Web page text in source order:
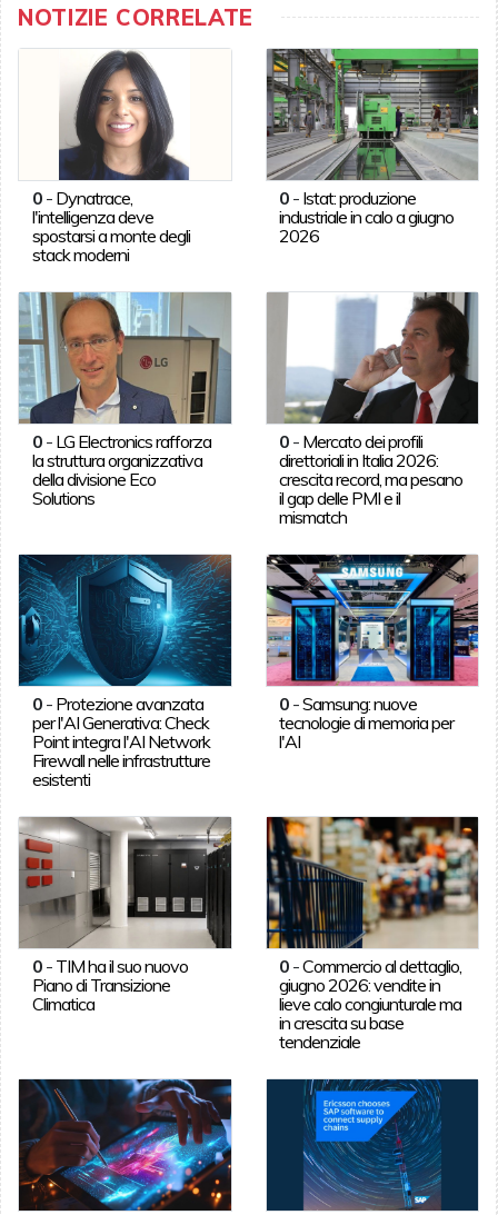
NOTIZIE CORRELATE
0- Dynatrace,
l'intelligenza deve
spostarsi a monte degli
stack moderni
0 - Istat: produzione
industriale in calo a giugno
2026
0- LG Electronics rafforza
la struttura organizzativa
della divisione Eco
Solutions
0 - Mercato dei profili
direttoriali in Italia 2026:
crescita record, ma pesano
il gap delle PMI e il
mismatch
0- Protezione avanzata
per l'AI Generativa: Check
Point integra l'AI Network
Firewall nelle infrastrutture
esistenti
0 -Samsung: nuove
tecnologie di memoria per
l'AI
0- TIM ha il suo nuovo
Piano di Transizione
Climatica
0 -Commercio al dettaglio,
giugno 2026: vendite in
lieve calo congiunturale ma
in crescita su base
tendenziale